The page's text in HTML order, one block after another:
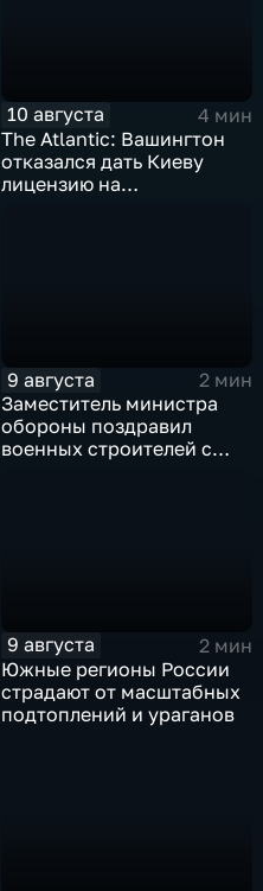
10 августа
4 мин
The Atlantic: Вашингтон
отказался дать Киеву
лицензию на
9 августа
2 мин
Заместитель министра
обороны поздравил
военных строителей с
9 августа
2 мин
Южные регионы России
страдают от масштабных
подтоплений и ураганов